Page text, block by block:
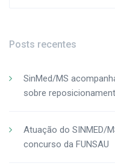
Posts recentes
SinMed/MS
sobre
Atuação do SINMED/
concurso da FUNSAU